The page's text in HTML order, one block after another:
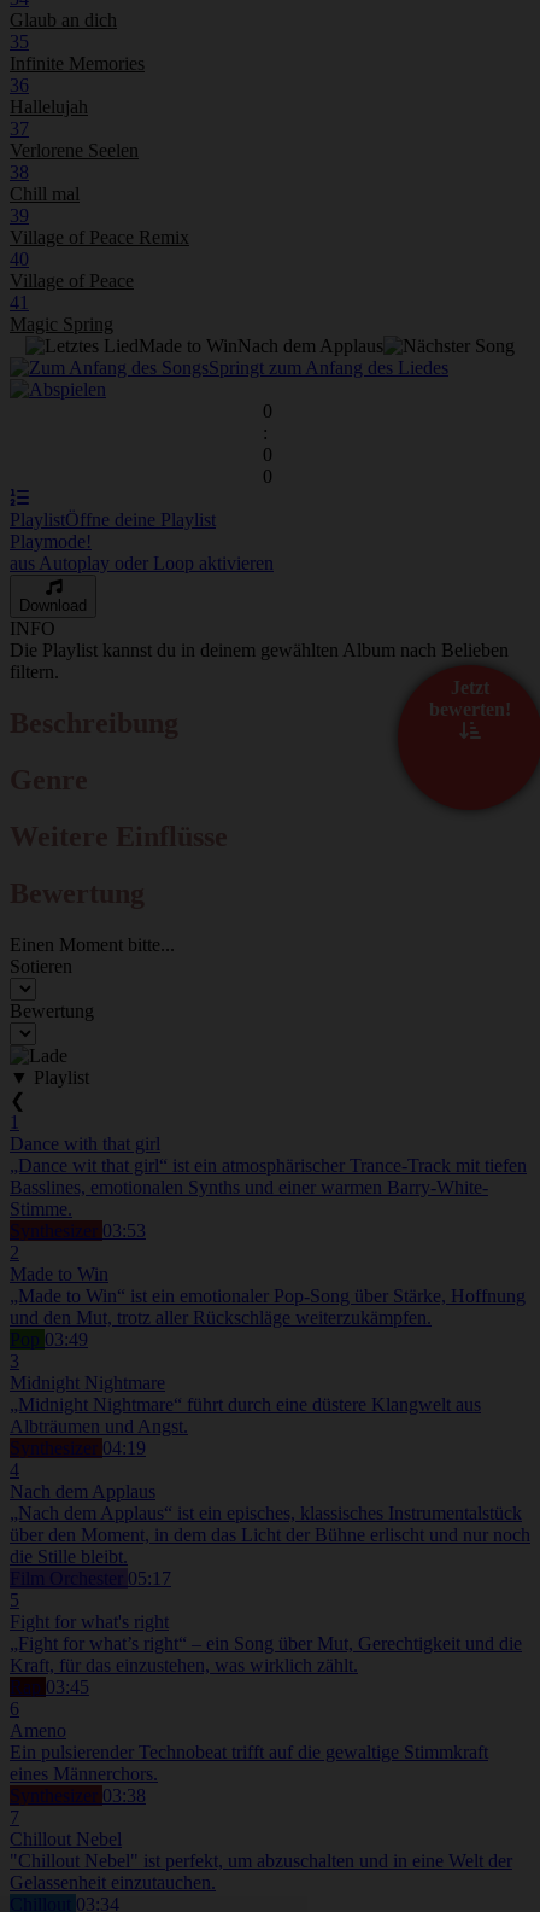
Glaub an dich
35
Infinite Memories
36
Hallelujah
37
Verlorene Seelen
38
Chill mal
39
Village of Peace Remix
40
Village of Peace
41
Magic Spring
Made to WinNach dem Applaus
Springt zum Anfang des Liedes
0
:
0
0
PlaylistÖffne deine Playlist
Playmode!
aus Autoplay oder Loop aktivieren
Download
INFO
Die Playlist kannst du in deinem gewählten Album nach Belieben
filtern.
Jetzt
bewerten!
Einen Moment bitte...
Sotieren
Bewertung
▼ Playlist
❮
1
Dance with that girl
„Dance wit that girl“ ist ein atmosphärischer Trance-Track mit tiefen
Basslines, emotionalen Synths und einer warmen Barry-White-
Stimme.
Synthesizer 03:53
2
Made to Win
„Made to Win“ ist ein emotionaler Pop-Song über Stärke, Hoffnung
und den Mut, trotz aller Rückschläge weiterzukämpfen.
Pop 03:49
3
Midnight Nightmare
„Midnight Nightmare“ führt durch eine düstere Klangwelt aus
Albträumen und Angst.
Synthesizer 04:19
4
Nach dem Applaus
„Nach dem Applaus“ ist ein episches, klassisches Instrumentalstück
über den Moment, in dem das Licht der Bühne erlischt und nur noch
die Stille bleibt.
05:17
5
Fight for what's right
„Fight for what’s right“ – ein Song über Mut, Gerechtigkeit und die
Kraft, für das einzustehen, was wirklich zählt.
Rap 03:45
6
Ameno
Ein pulsierender Technobeat trifft auf die gewaltige Stimmkraft
eines Männerchors.
Synthesizer 03:38
7
Chillout Nebel
"Chillout Nebel" ist perfekt, um abzuschalten und in eine Welt der
Gelassenheit einzutauchen.
03:34